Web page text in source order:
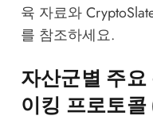
육 자료와
를 참조하세요.
자산군별 주
이킹 프로토콜